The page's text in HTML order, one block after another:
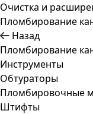
Очистка и
Пломбирование
Назад
Пломбирование
Инструменты
Обтураторы
Пломбировочные
Штифты